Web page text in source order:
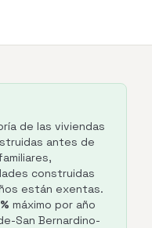
de las viviendas
antes de
construidas
están exentas.
máximo por año
San Bernardino-